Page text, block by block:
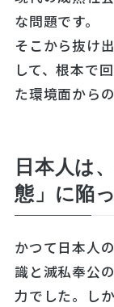
な問題です。
そこから抜け
して、根本で
た環境面から
日本人は
態」に陥
かつて日本人
識と滅私奉公
力でした。し